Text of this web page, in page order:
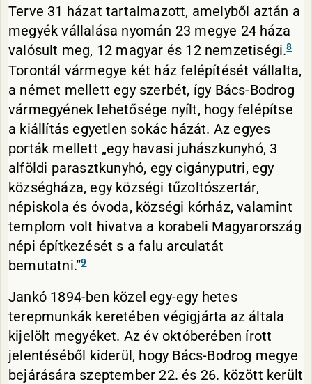
Terve 31 házat tartalmazott, amelyből aztán a
megyék vállalása nyomán 23 megye 24 háza
valósult meg, 12 magyar és 12 nemzetiségi.8
Torontál vármegye két ház felépítését vállalta,
a német mellett egy szerbét, így Bács-Bodrog
vármegyének lehetősége nyílt, hogy felépítse
a kiállítás egyetlen sokác házát. Az egyes
porták mellett „egy havasi juhászkunyhó, 3
alföldi parasztkunyhó, egy cigányputri, egy
községháza, egy községi tűzoltószertár,
népiskola és óvoda, községi kórház, valamint
templom volt hivatva a korabeli Magyarország
népi építkezését s a falu arculatát
bemutatni.”9
Jankó 1894-ben közel egy-egy hetes
terepmunkák keretében végigjárta az általa
kijelölt megyéket. Az év októberében írott
jelentéséből kiderül, hogy Bács-Bodrog megye
bejárására szeptember 22. és 26. között került